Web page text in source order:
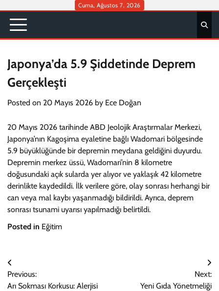
content
Cuma, Ağustos 7, 2026
Japonya’da 5.9 Şiddetinde Deprem
Gerçekleşti
Posted on 20 Mayıs 2026 by Ece Doğan
20 Mayıs 2026 tarihinde ABD Jeolojik Araştırmalar Merkezi,
Japonya’nın Kagoşima eyaletine bağlı Wadomari bölgesinde
5.9 büyüklüğünde bir depremin meydana geldiğini duyurdu.
Depremin merkez üssü, Wadomari’nin 8 kilometre
doğusundaki açık sularda yer alıyor ve yaklaşık 42 kilometre
derinlikte kaydedildi. İlk verilere göre, olay sonrası herhangi bir
can veya mal kaybı yaşanmadığı bildirildi. Ayrıca, deprem
sonrası tsunami uyarısı yapılmadığı belirtildi.
Posted in Eğitim
Yazı
gezinmesi
Previous:
Arı Sokması Korkusu: Alerjisi
Next:
Yeni Gıda Yönetmeliği